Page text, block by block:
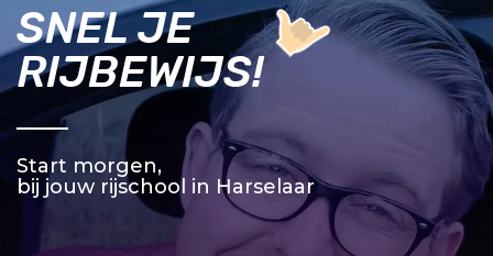
SNEL JE
RIJBEWIJS!
Start morgen,
bij jouw rijschool in Harselaar